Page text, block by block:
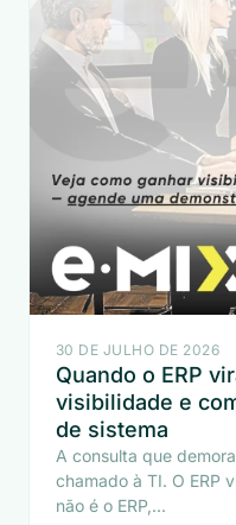
30 DE JULHO DE 2026
Quando o ERP
visibilidade e
de sistema
A consulta que
chamado à TI. O ERP
não é o ERP,...